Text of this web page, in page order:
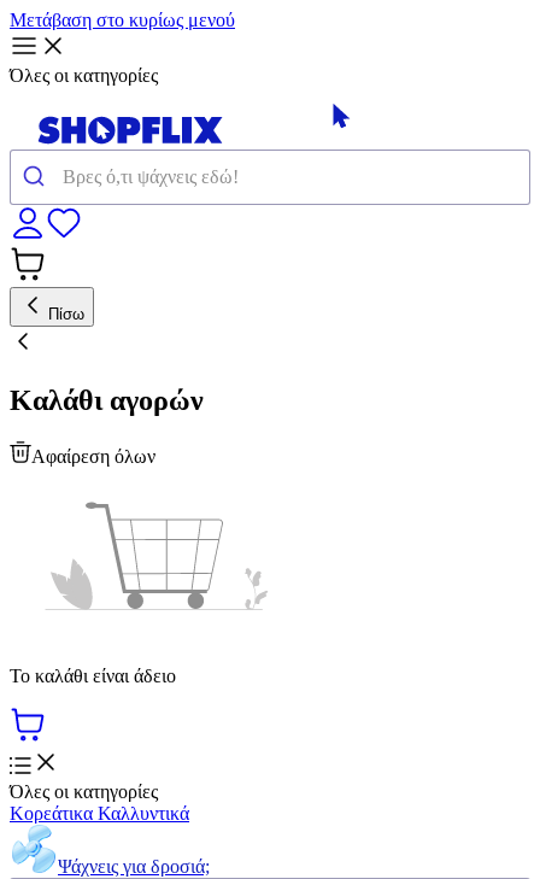
Μετάβαση στο κυρίως μενού
Όλες οι κατηγορίες
Πίσω
Καλάθι αγορών
Αφαίρεση όλων
Το καλάθι είναι άδειο
Όλες οι κατηγορίες
Κορεάτικα Καλλυντικά
Ψάχνεις για δροσιά;